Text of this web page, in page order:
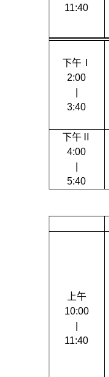
11:40
下午Ⅰ
2:00
3:40
下午Ⅱ
4:00
5:40
上午
10:00
11:40